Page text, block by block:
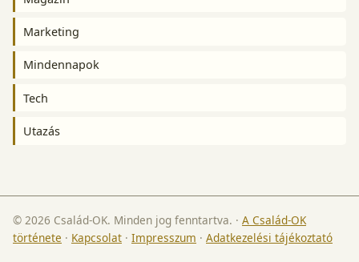
Marketing
Mindennapok
Tech
Utazás
© 2026 Család-OK. Minden jog fenntartva. · A Család-OK
története · Kapcsolat · Impresszum · Adatkezelési tájékoztató